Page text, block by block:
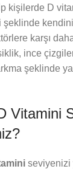
kişilerde D
şeklinde
karşı
ince
şeklinde
Vitamini
seviyenizi